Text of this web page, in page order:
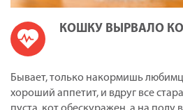
КОШКУ ВЫРВАЛО
Бывает, только накормишь
хороший аппетит, и вдруг все